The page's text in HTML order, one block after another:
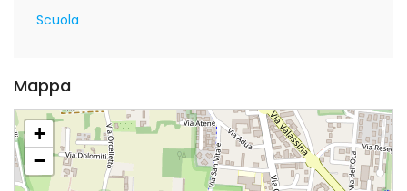
Scuola
Mappa
+
−